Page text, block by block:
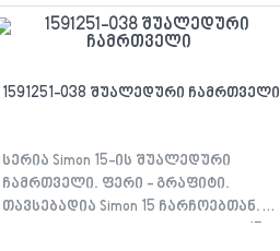
ჩამრთველი - მასალა:
თერმოპლასტიკური - ფერი:
სერთიფიკატი: EAC დეკლარაცია
1591251-038 შუალედური ჩამრთველი
სერია Simon 15-ის შუალედური
ჩამრთველი. ფერი - გრაფიტი.
თავსებადია Simon 15 ჩარჩოებთან.